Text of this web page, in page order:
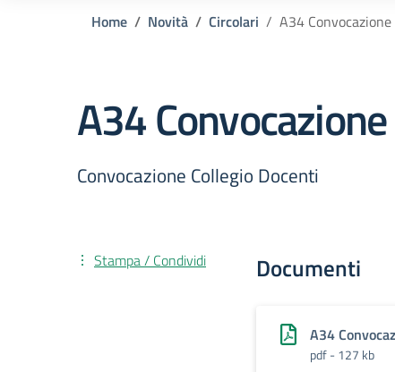
Home Novità Circolari A34
A34
Convocazione Collegio Docenti
Documenti
A34
pdf - 127 kb
Stampa / Condividi